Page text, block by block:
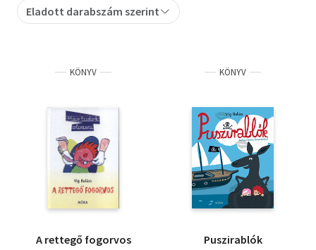
Szakkönyv
Tankönyv, segédkönyv
Társadalomtudomány
Természettudomány
Történelem
Eladott darabszám szerint
KÖNYV
A rettegő fogorvos
KÖNYV
Puszirablók